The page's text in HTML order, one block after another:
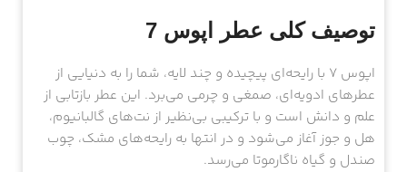
توصیف کلی عطر اپوس 7
اپوس 7 با رایحه‌ای پیچیده و چند لایه، شما را به دنیایی از
عطرهای ادویه‌ای، صمغی و چرمی می‌برد. این عطر بازتابی از
علم و دانش است و با ترکیبی بی‌نظیر از نت‌های گالبانیوم،
هل و جوز آغاز می‌شود و در انتها به رایحه‌های مشک، چوب
صندل و گیاه ناگارموتا می‌رسد.